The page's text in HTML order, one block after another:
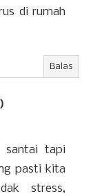
di rumah
Balas
santai tapi
pasti kita
stress,